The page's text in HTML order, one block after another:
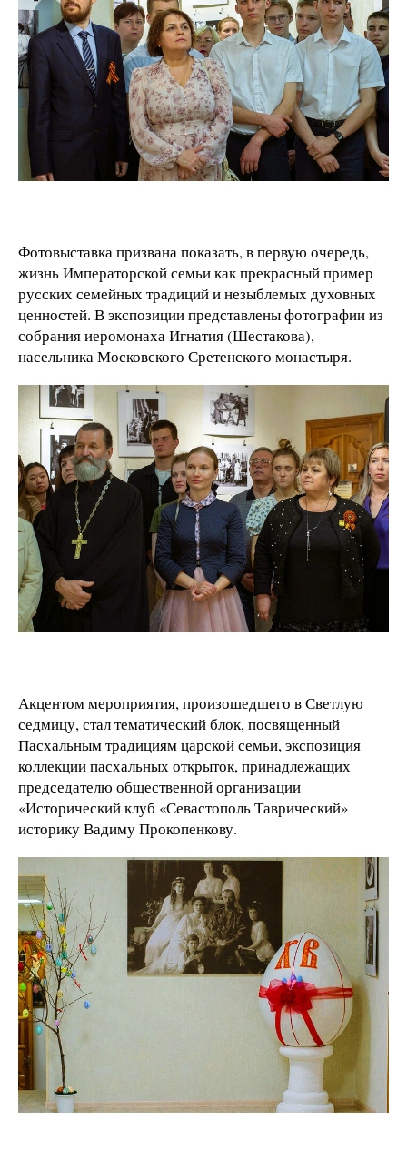
Фотовыставка призвана показать, в первую очередь,
жизнь Императорской семьи как прекрасный пример
русских семейных традиций и незыблемых духовных
ценностей. В экспозиции представлены фотографии из
собрания иеромонаха Игнатия (Шестакова),
насельника Московского Сретенского монастыря.
Акцентом мероприятия, произошедшего в Светлую
седмицу, стал тематический блок, посвященный
Пасхальным традициям царской семьи, экспозиция
коллекции пасхальных открыток, принадлежащих
председателю общественной организации
«Исторический клуб «Севастополь Таврический»
историку Вадиму Прокопенкову.